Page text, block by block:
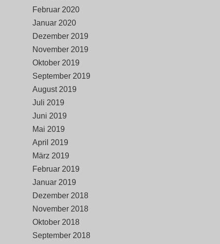
Februar 2020
Januar 2020
Dezember 2019
November 2019
Oktober 2019
September 2019
August 2019
Juli 2019
Juni 2019
Mai 2019
April 2019
März 2019
Februar 2019
Januar 2019
Dezember 2018
November 2018
Oktober 2018
September 2018